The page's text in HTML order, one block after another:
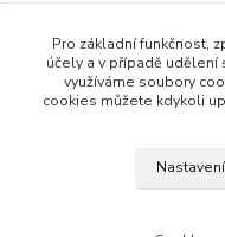
Krása a zdraví
Pro základní funkčnost,
účely a v případě
využíváme soubory
cookies můžete kdykoli
Nastavení